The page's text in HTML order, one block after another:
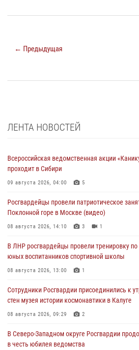
← Предыдущая
ЛЕНТА НОВОСТЕЙ
Всероссийская ведомственная акции
проходит в Сибири
09 августа 2026, 04:00 5
Росгвардейцы провели патриотическое
Поклонной горе в Москве (видео)
08 августа 2026, 14:10 3 1
В ЛНР росгвардейцы провели тренировку
юных воспитанников спортивной школы
08 августа 2026, 13:00 1
Сотрудники Росгвардии присоединились к
стен музея истории космонавтики в Калуге
08 августа 2026, 09:29 2
В Северо-Западном округе Росгвардии
в честь юбилея ведомства